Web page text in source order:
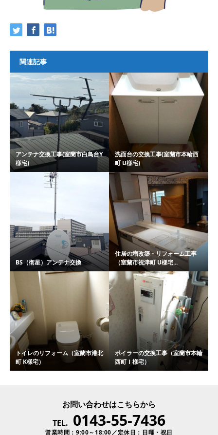
関連記事
アンテナ交換工事(室蘭市白鳥台Y
様宅)
洗面台の交換工事(室蘭市本輪西
町 U様宅)
BS（衛星）アンテナ交換
住居の増改築・リフォーム工事
（室蘭市祝津町 U様宅...
トイレのリフォーム（室蘭市港北
町 K様宅）
ボイラーの交換工事（室蘭市本輪
西町Ｉ様宅）
お問い合わせはこちらから
TEL. 0143-55-7436
営業時間：9:00～18:00／定休日：日曜・祝日